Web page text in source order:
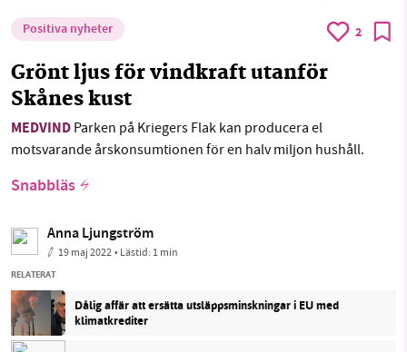
Positiva nyheter 2
Grönt ljus för vindkraft utanför
Skånes kust
MEDVIND Parken på Kriegers Flak kan producera el
motsvarande årskonsumtionen för en halv miljon hushåll.
Snabbläs
Anna Ljungström
19 maj 2022• Lästid: 1 min
RELATERAT
Dålig affär att ersätta utsläppsminskningar i EU med
klimatkrediter